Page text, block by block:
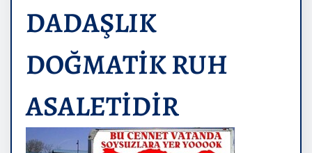
DADAŞLIK
DOĞMATİK RUH
ASALETİDİR